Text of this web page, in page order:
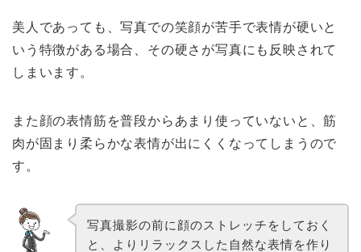
美人であっても、写真での笑顔が苦手で表情が硬いと
いう特徴がある場合、その硬さが写真にも反映されて
しまいます。
また顔の表情筋を普段からあまり使っていないと、筋
肉が固まり柔らかな表情が出にくくなってしまうので
す。
写真撮影の前に顔のストレッチをしておく
と、よりリラックスした自然な表情を作り